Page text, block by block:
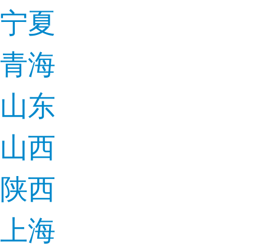
宁夏
青海
山东
山西
陕西
上海